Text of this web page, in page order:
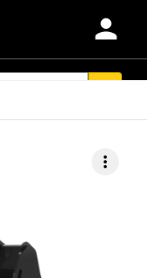
person
more_vert